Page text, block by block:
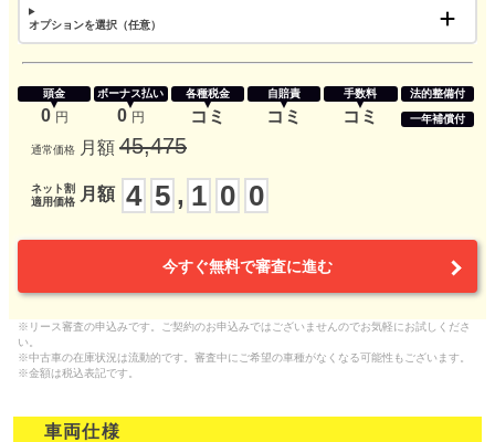
オプションを選択（任意）
頭金
0 円
ボーナス払い
0 円
各種税金
コミ
自賠責
コミ
手数料
コミ
法的整備付
一年補償付
通常価格 月額 45,475
ネット割
適用価格
月額 4 5 , 1 0 0
今すぐ無料で審査に進む
※リース審査の申込みです。ご契約のお申込みではございませんのでお気軽にお試しくださ
い。
※中古車の在庫状況は流動的です。審査中にご希望の車種がなくなる可能性もございます。
※金額は税込表記です。
車両仕様